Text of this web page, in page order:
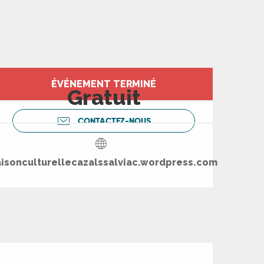
et
ÉVÉNEMENT TERMINÉ
Gratuit
CONTACTEZ-NOUS